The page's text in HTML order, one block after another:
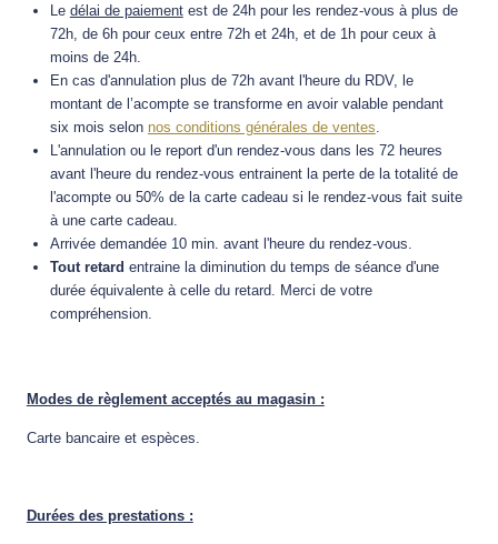
Le délai de paiementest de 24h pour les rendez-vous à plus de
72h, de 6h pour ceux entre 72h et 24h, et de 1h pour ceux à
moins de 24h.
En cas d'annulation plus de 72h avant l'heure du RDV, le
montant de l’acompte se transforme en avoir valable pendant
six mois selon nos conditions générales de ventes
L'annulation ou le report d'un rendez-vous dans les 72 heures
avant l'heure du rendez-vous entrainent la perte de la totalité de
l'acompte ou 50% de la carte cadeau si le rendez-vous fait suite
à une carte cadeau.
Arrivée demandée 10 min. avant l'heure du rendez-vous.
Tout retard entraine la diminution du temps de séance d'une
durée équivalente à celle du retard. Merci de votre
compréhension.
Modes de règlement acceptés au magasin :
Carte bancaire et espèces.
Durées des prestations :